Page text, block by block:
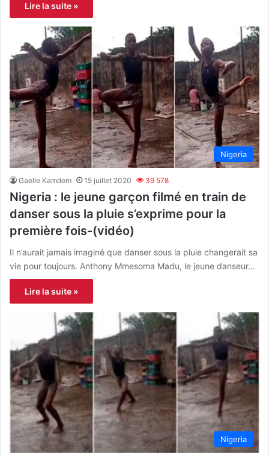
Lire la suite »
Nigeria
Gaelle Kamdem 15 juillet 2020 39 578
Nigeria : le jeune garçon filmé en train de
danser sous la pluie s’exprime pour la
première fois-(vidéo)
Il n’aurait jamais imaginé que danser sous la pluie changerait sa
vie pour toujours. Anthony Mmesoma Madu, le jeune danseur…
Lire la suite »
Nigeria